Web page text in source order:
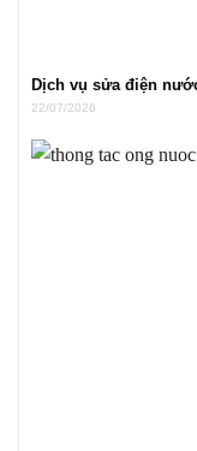
Dịch vụ sửa điện
22/07/2026